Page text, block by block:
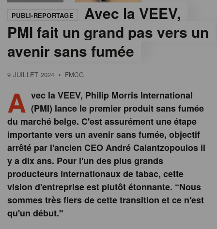
PUBLI-REPORTAGE
Avec la VEEV,
PMI fait un grand pas vers un
avenir sans fumée
9 JUILLET 2024 • FMCG
Morris
A vec la VEEV, Philip Morris International
(PMI) lance le premier produit sans fumée
du marché belge. C'est assurément une étape
importante vers un avenir sans fumée, objectif
arrêté par l'ancien CEO André Calantzopoulos il
y a dix ans. Pour l'un des plus grands
producteurs internationaux de tabac, cette
vision d'entreprise est plutôt étonnante. “Nous
sommes très fiers de cette transition et ce n'est
qu'un début."